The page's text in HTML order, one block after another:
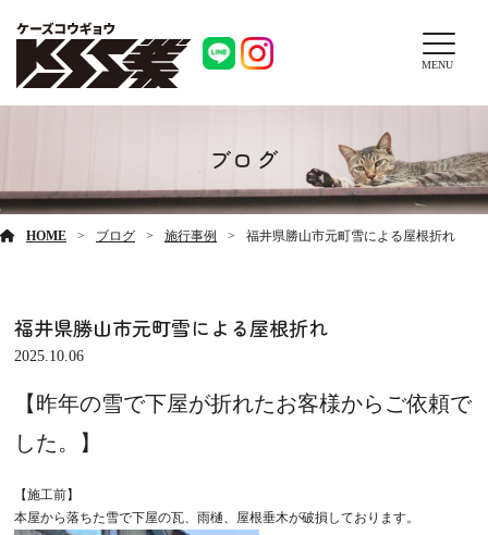
MENU
ブログ
HOME ブログ 施行事例 福井県勝山市元町雪による屋根折れ
福井県勝山市元町雪による屋根折れ
2025.10.06
【昨年の雪で下屋が折れたお客様からご依頼で
した。】
【施工前】
本屋から落ちた雪で下屋の瓦、雨樋、屋根垂木が破損しております。